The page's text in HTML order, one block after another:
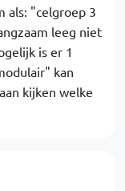
als: "celgroep 3
leeg niet
is er 1
kan
kijken welke